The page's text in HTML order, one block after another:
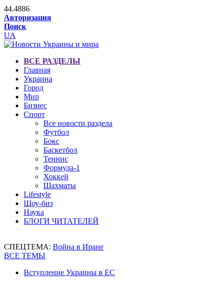
44.4886
Авторизация
Поиск
UA
ВСЕ РАЗДЕЛЫ
Главная
Украина
Город
Мир
Бизнес
Спорт
Все новости раздела
Футбол
Бокс
Баскетбол
Теннис
Формула-1
Хоккей
Шахматы
Lifestyle
Шоу-биз
Наука
БЛОГИ ЧИТАТЕЛЕЙ
СПЕЦТЕМА: Война в Иране
ВСЕ ТЕМЫ
Вступление Украины в ЕС